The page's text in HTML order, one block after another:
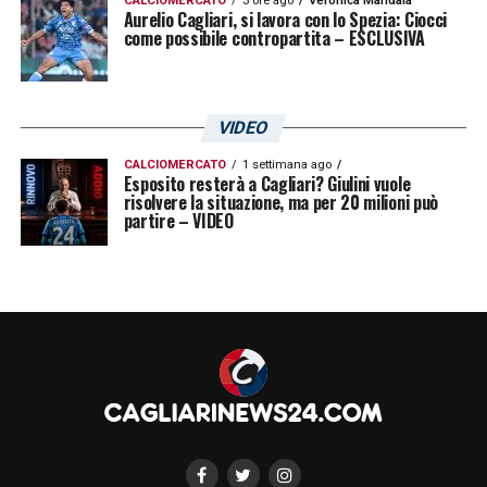
LA PLAYLIST DELLE NOSTRE TOP NEWS
Aurelio Cagliari, si lavora con lo Spezia: Ciocci
come possibile contropartita – ESCLUSIVA
VIDEO
CALCIOMERCATO 1 settimana ago
Esposito resterà a Cagliari? Giulini vuole
risolvere la situazione, ma per 20 milioni può
partire – VIDEO